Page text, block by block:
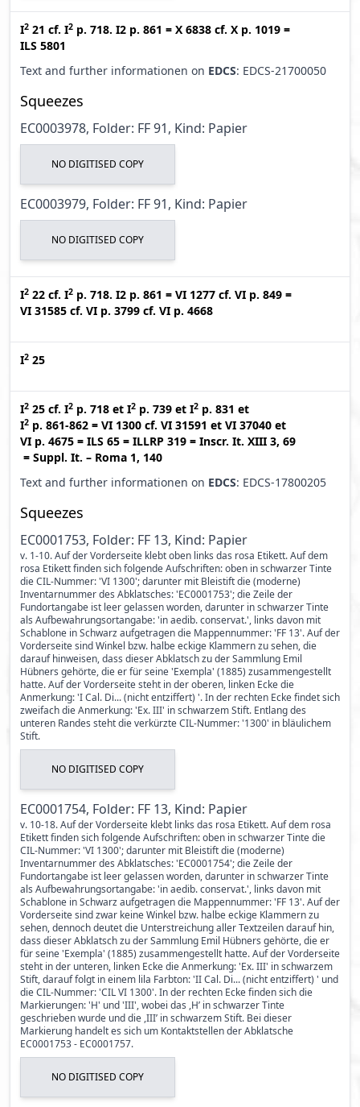
I2 21 cf. I2 p. 718. I2 p. 861 = X 6838 cf. X p. 1019 =
ILS 5801
Text and further informationen on EDCS: EDCS-21700050
Squeezes
EC0003978, Folder: FF 91, Kind: Papier
NO DIGITISED COPY
EC0003979, Folder: FF 91, Kind: Papier
NO DIGITISED COPY
I2 22 cf. I2 p. 718. I2 p. 861 = VI 1277 cf. VI p. 849 =
VI 31585 cf. VI p. 3799 cf. VI p. 4668
I2 25
I2 25 cf. I2 p. 718 et I2 p. 739 et I2 p. 831 et
I2 p. 861-862 = VI 1300 cf. VI 31591 et VI 37040 et
VI p. 4675 = ILS 65 = ILLRP 319 = Inscr. It. XIII 3, 69
= Suppl. It. – Roma 1, 140
Text and further informationen on EDCS: EDCS-17800205
Squeezes
EC0001753, Folder: FF 13, Kind: Papier
v. 1-10. Auf der Vorderseite klebt oben links das rosa Etikett. Auf dem
rosa Etikett finden sich folgende Aufschriften: oben in schwarzer Tinte
die CIL-Nummer: 'VI 1300'; darunter mit Bleistift die (moderne)
Inventarnummer des Abklatsches: 'EC0001753'; die Zeile der
Fundortangabe ist leer gelassen worden, darunter in schwarzer Tinte
als Aufbewahrungsortangabe: 'in aedib. conservat.', links davon mit
Schablone in Schwarz aufgetragen die Mappennummer: 'FF 13'. Auf der
Vorderseite sind Winkel bzw. halbe eckige Klammern zu sehen, die
darauf hinweisen, dass dieser Abklatsch zu der Sammlung Emil
Hübners gehörte, die er für seine 'Exempla' (1885) zusammengestellt
hatte. Auf der Vorderseite steht in der oberen, linken Ecke die
Anmerkung: 'I Cal. Di... (nicht entziffert) '. In der rechten Ecke findet sich
zweifach die Anmerkung: 'Ex. III' in schwarzem Stift. Entlang des
unteren Randes steht die verkürzte CIL-Nummer: '1300' in bläulichem
Stift.
NO DIGITISED COPY
EC0001754, Folder: FF 13, Kind: Papier
v. 10-18. Auf der Vorderseite klebt links das rosa Etikett. Auf dem rosa
Etikett finden sich folgende Aufschriften: oben in schwarzer Tinte die
CIL-Nummer: 'VI 1300'; darunter mit Bleistift die (moderne)
Inventarnummer des Abklatsches: 'EC0001754'; die Zeile der
Fundortangabe ist leer gelassen worden, darunter in schwarzer Tinte
als Aufbewahrungsortangabe: 'in aedib. conservat.', links davon mit
Schablone in Schwarz aufgetragen die Mappennummer: 'FF 13'. Auf der
Vorderseite sind zwar keine Winkel bzw. halbe eckige Klammern zu
sehen, dennoch deutet die Unterstreichung aller Textzeilen darauf hin,
dass dieser Abklatsch zu der Sammlung Emil Hübners gehörte, die er
für seine 'Exempla' (1885) zusammengestellt hatte. Auf der Vorderseite
steht in der unteren, linken Ecke die Anmerkung: 'Ex. III' in schwarzem
Stift, darauf folgt in einem lila Farbton: 'II Cal. Di... (nicht entziffert) ' und
die CIL-Nummer: 'CIL VI 1300'. In der rechten Ecke finden sich die
Markierungen: 'H' und 'III', wobei das ,H’ in schwarzer Tinte
geschrieben wurde und die ,III’ in schwarzem Stift. Bei dieser
Markierung handelt es sich um Kontaktstellen der Abklatsche
EC0001753 - EC0001757.
NO DIGITISED COPY